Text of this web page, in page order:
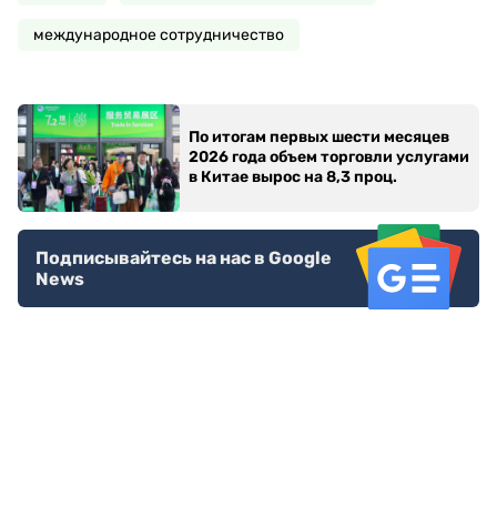
международное сотрудничество
По итогам первых шести месяцев
2026 года объем торговли услугами
в Китае вырос на 8,3 проц.
Подписывайтесь на нас в Google
News